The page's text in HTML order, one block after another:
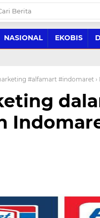
NASIONAL EKOBIS
#alfamart #indomaret ›